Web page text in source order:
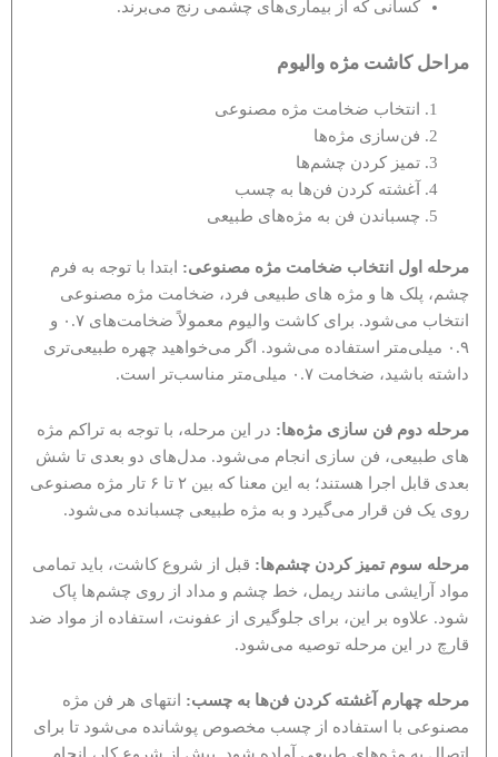
کسانی که از بیماری‌های چشمی رنج می‌برند.
مراحل کاشت مژه والیوم
انتخاب ضخامت مژه مصنوعی
فن‌سازی مژه‌ها
تمیز کردن چشم‌ها
آغشته کردن فن‌ها به چسب
چسباندن فن به مژه‌های طبیعی
مرحله اول انتخاب ضخامت مژه مصنوعی: ابتدا با توجه به فرم
چشم، پلک ها و مژه های طبیعی فرد، ضخامت مژه مصنوعی
انتخاب می‌شود. برای کاشت والیوم معمولاً ضخامت‌های ۰.۷ و
۰.۹ میلی‌متر استفاده می‌شود. اگر می‌خواهید چهره طبیعی‌تری
داشته باشید، ضخامت ۰.۷ میلی‌متر مناسب‌تر است.
مرحله دوم فن‌ سازی مژه‌ها: در این مرحله، با توجه به تراکم مژه
های طبیعی، فن سازی انجام می‌شود. مدل‌های دو بعدی تا شش
بعدی قابل اجرا هستند؛ به این معنا که بین ۲ تا ۶ تار مژه مصنوعی
روی یک فن قرار می‌گیرد و به مژه طبیعی چسبانده می‌شود.
مرحله سوم تمیز کردن چشم‌ها: قبل از شروع کاشت، باید تمامی
مواد آرایشی مانند ریمل، خط چشم و مداد از روی چشم‌ها پاک
شود. علاوه بر این، برای جلوگیری از عفونت، استفاده از مواد ضد
قارچ در این مرحله توصیه می‌شود.
مرحله چهارم آغشته کردن فن‌ها به چسب: انتهای هر فن مژه
مصنوعی با استفاده از چسب مخصوص پوشانده می‌شود تا برای
اتصال به مژه‌های طبیعی آماده شود. پیش از شروع کار، انجام